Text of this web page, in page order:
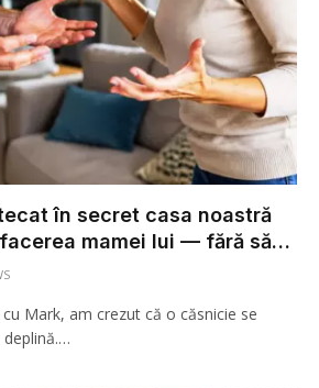
în secret casa noastră
mamei lui — fără să
nostru prenupțial exista o
Mark, am crezut că o căsnicie se
deplină.…